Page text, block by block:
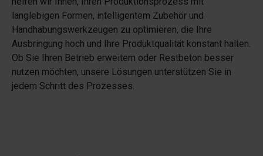
langlebigen Formen, intelligentem Zubehör und
Handhabungswerkzeugen zu optimieren, die Ihre
Ausbringung hoch und Ihre Produktqualität konstant halten.
Ob Sie Ihren Betrieb erweitern oder Restbeton besser
nutzen möchten, unsere Lösungen unterstützen Sie in
jedem Schritt des Prozesses.